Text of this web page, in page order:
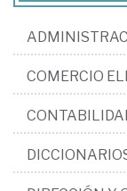
COMERCIO